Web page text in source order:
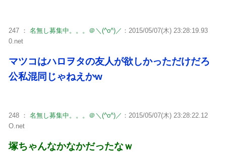
247 ： 名無し募集中。。。＠＼(^o^)／ ：2015/05/07(木) 23:28:19.93
0.net
マツコはハロヲタの友人が欲しかっただけだろ
公私混同じゃねえかw
248 ： 名無し募集中。。。＠＼(^o^)／ ：2015/05/07(木) 23:28:22.12
O.net
塚ちゃんなかなかだったなｗ